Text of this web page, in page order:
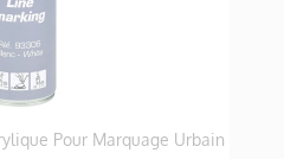
Pour Marquage Urbain